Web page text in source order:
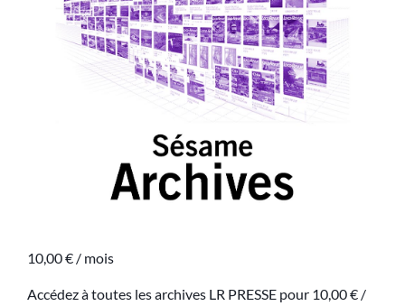
10,00€ / mois
Accédez à toutes les archives LR PRESSE pour 10,00 € /